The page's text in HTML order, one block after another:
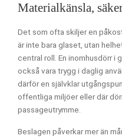
Materialkänsla,
Det som ofta skiljer en
är inte bara glaset, utan
central roll. En inomhusdörr i
också vara trygg i daglig
därför en självklar
offentliga miljöer eller där
passageutrymme.
Beslagen påverkar mer än